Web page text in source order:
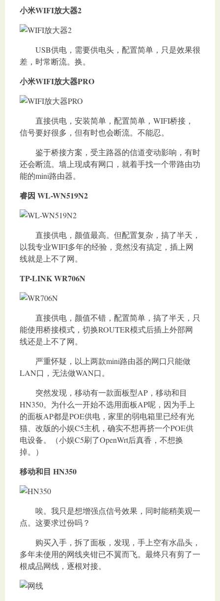
小米WIFI放大器2
USB供电，需要供电头，配置简单，只是效果很
差，时常断流。换。
小米WIFI放大器PRO
直接供电，安装简单，配置简单，WIFI桥接，
信号要好很多，但有时也会断流。不能忍。
鉴于桥接方案，受主路器的信道变动影响，有时
还会断流。墙上现成有网口，就着手找一个带路由功
能的mini路由器。
睿因 WL-WN519N2
直接供电，颜值最高。但配置复杂，搞了半天，
以我专业WIFI多年的经验，竟然没有搞定，插上网
线就是上不了网。
TP-LINK WR706N
直接供电，颜值不错，配置简单，搞了半天，只
能使用桥接模式，切换ROUTER模式后插上外部网
线还是上不了网。
严重怀疑，以上两款mini路由器的网口只能做
LAN口，无法做WAN口。
突然发现，移动有一款面板型AP，移动和目
HN350。为什么一开始不选用面板AP呢，因为手上
的面板AP都是POE供电，家里的弱电箱里已经有光
猫、改版的小娱C5主机，确实不想再挤一个POE供
电设备。（小娱C5刷了OpenWrt后真香，不想换
掉。）
移动和目 HN350
唉。我只是想增强点信号效果，同时能稍美观一
点。这要求过份吗？
购买入手，拆了面板，发现，手上空有水晶头，
多年未使用的网线夹钳已不翼而飞。最终只有剪了一
根成品网线，逐根对接。